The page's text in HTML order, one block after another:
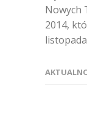
Nowych
2014,